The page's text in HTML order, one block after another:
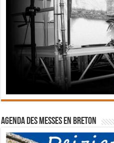
Agenda des messes en breton